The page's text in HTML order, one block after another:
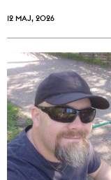
12 MAJ, 2026